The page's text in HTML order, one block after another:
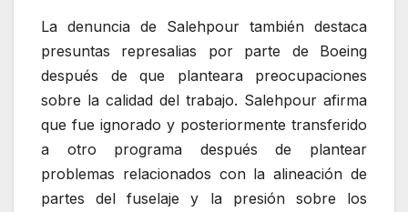
La denuncia de Salehpour también destaca
presuntas represalias por parte de Boeing
después de que planteara preocupaciones
sobre la calidad del trabajo. Salehpour afirma
que fue ignorado y posteriormente transferido
a otro programa después de plantear
problemas relacionados con la alineación de
partes del fuselaje y la presión sobre los